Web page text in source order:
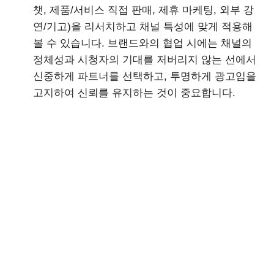
챗, 제품/서비스 직접 판매, 제휴 마케팅, 외부 강
연/기고)을 리서치하고 채널 특성에 맞게 적용해
볼 수 있습니다. 브랜드와의 협업 시에는 채널의
정체성과 시청자의 기대를 저버리지 않는 선에서
신중하게 파트너를 선택하고, 투명하게 광고임을
고지하여 신뢰를 유지하는 것이 중요합니다.